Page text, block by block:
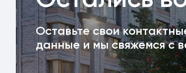
Оставьте свои
данные и мы свяжемся с